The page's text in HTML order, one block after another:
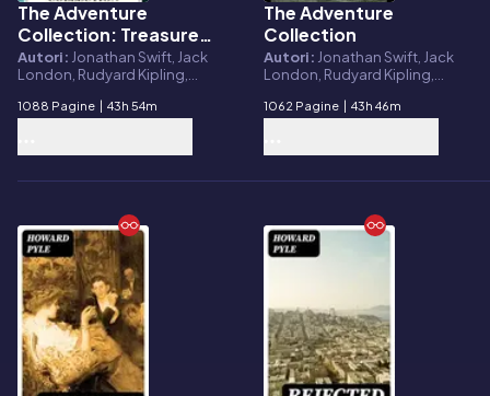
E-book
The Adventure
Collection: Treasure
Island, The Jungle
Book, Gulliver's
Travels, White Fang...
Autori: Jonathan Swift, Jack
London, Rudyard Kipling,
Stevenson, Icarsus
1088 Pagine | 43h 54m
E-book
The Adventure
Collection
Autori: Jonathan Swift, Jack
London, Rudyard Kipling,
Stevenson
1062 Pagine | 43h 46m